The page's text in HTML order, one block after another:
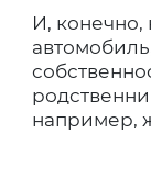
И, конечно,
например,